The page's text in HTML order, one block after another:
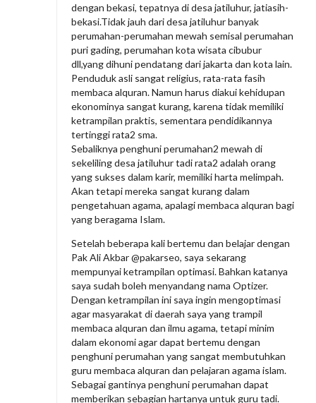
dengan bekasi, tepatnya di desa jatiluhur, jatiasih-
bekasi.Tidak jauh dari desa jatiluhur banyak
perumahan-perumahan mewah semisal perumahan
puri gading, perumahan kota wisata cibubur
dll,yang dihuni pendatang dari jakarta dan kota lain.
Penduduk asli sangat religius, rata-rata fasih
membaca alquran. Namun harus diakui kehidupan
ekonominya sangat kurang, karena tidak memiliki
ketrampilan praktis, sementara pendidikannya
tertinggi rata2 sma.
Sebaliknya penghuni perumahan2 mewah di
sekeliling desa jatiluhur tadi rata2 adalah orang
yang sukses dalam karir, memiliki harta melimpah.
Akan tetapi mereka sangat kurang dalam
pengetahuan agama, apalagi membaca alquran bagi
yang beragama Islam.
Setelah beberapa kali bertemu dan belajar dengan
Pak Ali Akbar @pakarseo, saya sekarang
mempunyai ketrampilan optimasi. Bahkan katanya
saya sudah boleh menyandang nama Optizer.
Dengan ketrampilan ini saya ingin mengoptimasi
agar masyarakat di daerah saya yang trampil
membaca alquran dan ilmu agama, tetapi minim
dalam ekonomi agar dapat bertemu dengan
penghuni perumahan yang sangat membutuhkan
guru membaca alquran dan pelajaran agama islam.
Sebagai gantinya penghuni perumahan dapat
memberikan sebagian hartanya untuk guru tadi.